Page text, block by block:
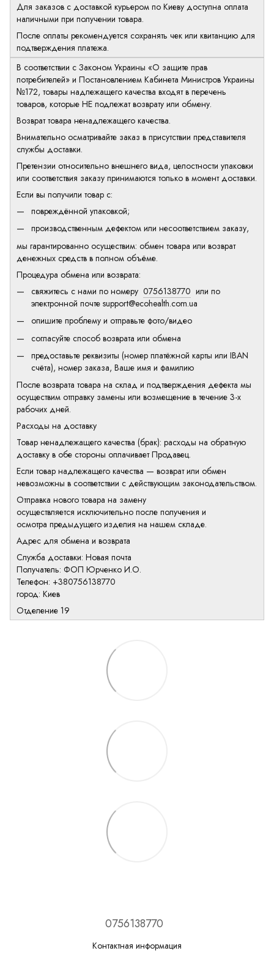
Для заказов с доставкой курьером по Киеву доступна оплата
наличными при получении товара.
После оплаты рекомендуется сохранять чек или квитанцию для
подтверждения платежа.
В соответствии с Законом Украины «О защите прав
потребителей» и Постановлением Кабинета Министров Украины
№172, товары надлежащего качества входят в перечень
товаров, которые НЕ подлежат возврату или обмену.
Возврат товара ненадлежащего качества.
Внимательно осматривайте заказ в присутствии представителя
службы доставки.
Претензии относительно внешнего вида, целостности упаковки
или соответствия заказу принимаются только в момент доставки.
Если вы получили товар с:
повреждённой упаковкой;
производственным дефектом или несоответствием заказу,
мы гарантированно осуществим: обмен товара или возврат
денежных средств в полном объёме.
Процедура обмена или возврата:
свяжитесь с нами по номеру 0756138770 или по
электронной почте support@ecohealth.com.ua
опишите проблему и отправьте фото/видео
согласуйте способ возврата или обмена
предоставьте реквизиты (номер платёжной карты или IBAN
счёта), номер заказа, Ваше имя и фамилию
После возврата товара на склад и подтверждения дефекта мы
осуществим отправку замены или возмещение в течение 3-х
рабочих дней.
Расходы на доставку
Товар ненадлежащего качества (брак): расходы на обратную
доставку в обе стороны оплачивает Продавец.
Если товар надлежащего качества — возврат или обмен
невозможны в соответствии с действующим законодательством.
Отправка нового товара на замену
осуществляется исключительно после получения и
осмотра предыдущего изделия на нашем складе.
Адрес для обмена и возврата
Служба доставки: Новая почта
Получатель: ФОП Юрченко И.О.
Телефон: +380756138770
город: Киев
Отделение 19
0756138770
Контактная информация